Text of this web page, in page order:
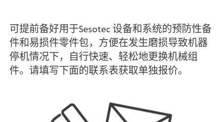
可提前备好用于Sesotec 设备和系统的预防性备
件和易损件零件包，方便在发生磨损导致机器
停机情况下，自行快速、轻松地更换机械组
件。请填写下面的联系表获取单独报价。